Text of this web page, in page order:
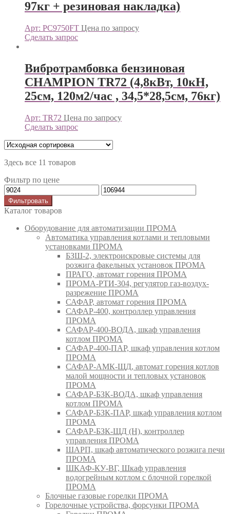
97кг + резиновая накладка)
Арт: PC9750FT Цена по запросу
Сделать запрос
Вибротрамбовка бензиновая
CHAMPION TR72 (4,8кВт, 10кН,
25см, 120м2/час , 34,5*28,5см, 76кг)
Арт: TR72 Цена по запросу
Сделать запрос
Здесь все 11 товаров
Фильтр по цене
Фильтровать
Каталог товаров
Оборудование для автоматизации ПРОМА
Автоматика управления котлами и тепловыми
установками ПРОМА
БЗШ-2, электроискровые системы для
розжига факельных установок ПРОМА
ПРАГО, автомат горения ПРОМА
ПРОМА-РТИ-304, регулятор газ-воздух-
разрежение ПРОМА
САФАР, автомат горения ПРОМА
САФАР-400, контроллер управления
ПРОМА
САФАР-400-ВОДА, шкаф управления
котлом ПРОМА
САФАР-400-ПАР, шкаф управления котлом
ПРОМА
САФАР-АМК-ЩД, автомат горения котлов
малой мощности и тепловых установок
ПРОМА
САФАР-БЗК-ВОДА, шкаф управления
котлом ПРОМА
САФАР-БЗК-ПАР, шкаф управления котлом
ПРОМА
САФАР-БЗК-ЩД (Н), контроллер
управления ПРОМА
ШАРП, шкаф автоматического розжига печи
ПРОМА
ШКАФ-КУ-ВГ, Шкаф управления
водогрейным котлом с блочной горелкой
ПРОМА
Блочные газовые горелки ПРОМА
Горелочные устройства, форсунки ПРОМА